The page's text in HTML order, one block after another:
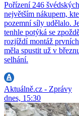
Pořízení 246
největším nákupem,
pozemní síly udělalo.
tenhle potýká se
rozjíždí montáž
měla spustit už v
selhání.
Aktuálně.cz - Zprávy
dnes, 15:30